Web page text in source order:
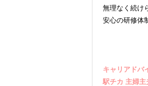
無理なく続け
安心の研修体
キャリアドバ
駅チカ 主婦主